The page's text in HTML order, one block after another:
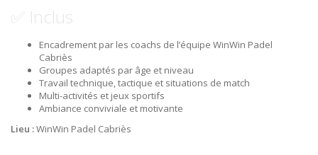
✅ Inclus
Encadrement par les coachs de l’équipe WinWin Padel
Cabriès
Groupes adaptés par âge et niveau
Travail technique, tactique et situations de match
Multi-activités et jeux sportifs
Ambiance conviviale et motivante
Lieu :WinWin Padel Cabriès